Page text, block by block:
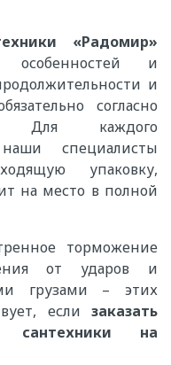
«Радомир»
и
и
согласно
Для каждого
специалисты
упаковку,
на место в полной
торможение
от ударов и
грузами – этих
если заказать
сантехники на